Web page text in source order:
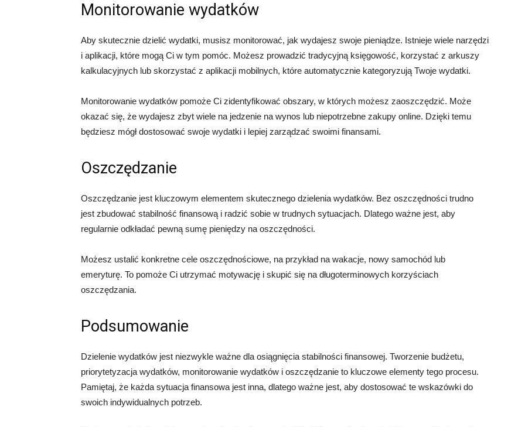
Monitorowanie wydatków
Aby skutecznie dzielić wydatki, musisz monitorować, jak wydajesz swoje pieniądze. Istnieje wiele narzędzi
i aplikacji, które mogą Ci w tym pomóc. Możesz prowadzić tradycyjną księgowość, korzystać z arkuszy
kalkulacyjnych lub skorzystać z aplikacji mobilnych, które automatycznie kategoryzują Twoje wydatki.
Monitorowanie wydatków pomoże Ci zidentyfikować obszary, w których możesz zaoszczędzić. Może
okazać się, że wydajesz zbyt wiele na jedzenie na wynos lub niepotrzebne zakupy online. Dzięki temu
będziesz mógł dostosować swoje wydatki i lepiej zarządzać swoimi finansami.
Oszczędzanie
Oszczędzanie jest kluczowym elementem skutecznego dzielenia wydatków. Bez oszczędności trudno
jest zbudować stabilność finansową i radzić sobie w trudnych sytuacjach. Dlatego ważne jest, aby
regularnie odkładać pewną sumę pieniędzy na oszczędności.
Możesz ustalić konkretne cele oszczędnościowe, na przykład na wakacje, nowy samochód lub
emeryturę. To pomoże Ci utrzymać motywację i skupić się na długoterminowych korzyściach
oszczędzania.
Podsumowanie
Dzielenie wydatków jest niezwykle ważne dla osiągnięcia stabilności finansowej. Tworzenie budżetu,
priorytetyzacja wydatków, monitorowanie wydatków i oszczędzanie to kluczowe elementy tego procesu.
Pamiętaj, że każda sytuacja finansowa jest inna, dlatego ważne jest, aby dostosować te wskazówki do
swoich indywidualnych potrzeb.